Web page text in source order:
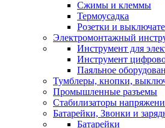
Сжимы и клеммы
Термоусадка
Розетки и
Электромонтажный
Инструмент для
Инструмент
Паяльное
Тумблеры, кнопки,
Промышленные разъемы
Стабилизаторы
Батарейки, Звонки и
Батарейки